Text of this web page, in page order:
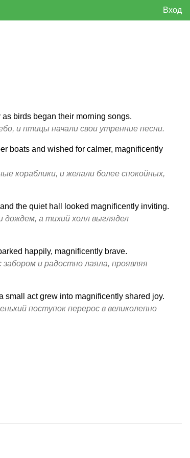
Вход
birds began their morning songs.
и птицы начали свои утренние песни.
boats and wished for calmer, magnificently
кораблики, и желали более спокойных,
the quiet hall looked magnificently inviting.
дождем, а тихий холл выглядел
happily, magnificently brave.
и радостно лаяла, проявляя
small act grew into magnificently shared joy.
поступок перерос в великолепно